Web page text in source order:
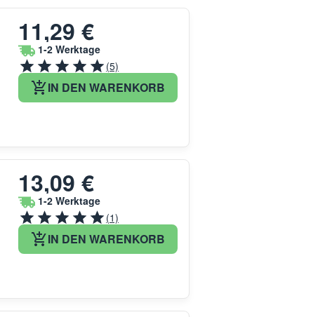
11,29 €
1-2 Werktage
(5)
IN DEN WARENKORB
13,09 €
1-2 Werktage
(1)
IN DEN WARENKORB